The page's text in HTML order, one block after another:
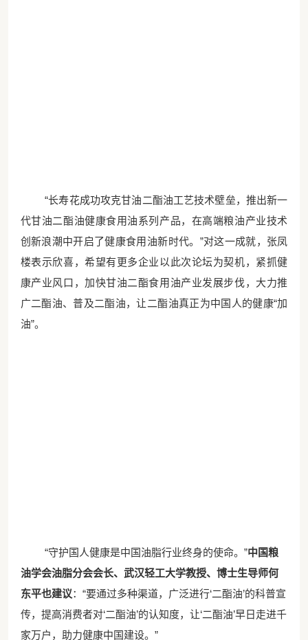
“长寿花成功攻克甘油二酯油工艺技术壁垒，推出新一
代甘油二酯油健康食用油系列产品，在高端粮油产业技术
创新浪潮中开启了健康食用油新时代。”对这一成就，张凤
楼表示欣喜，希望有更多企业以此次论坛为契机，紧抓健
康产业风口，加快甘油二酯食用油产业发展步伐，大力推
广二酯油、普及二酯油，让二酯油真正为中国人的健康“加
油”。
“守护国人健康是中国油脂行业终身的使命。”中国粮
油学会油脂分会会长、武汉轻工大学教授、博士生导师何
东平也建议： “要通过多种渠道，广泛进行‘二酯油’的科普宣
传，提高消费者对‘二酯油’的认知度，让‘二酯油’早日走进千
家万户，助力健康中国建设。”